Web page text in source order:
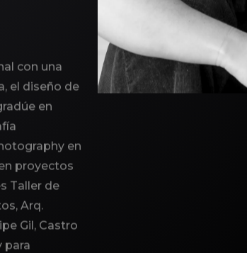
con una
el diseño de
en
en
proyectos
Taller de
Arq.
Gil, Castro
para